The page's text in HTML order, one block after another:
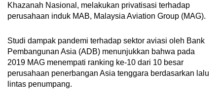
Khazanah Nasional, melakukan privatisasi terhadap
perusahaan induk MAB, Malaysia Aviation Group (MAG).
Studi dampak pandemi terhadap sektor aviasi oleh Bank
Pembangunan Asia (ADB) menunjukkan bahwa pada
2019 MAG menempati ranking ke-10 dari 10 besar
perusahaan penerbangan Asia tenggara berdasarkan lalu
lintas penumpang.